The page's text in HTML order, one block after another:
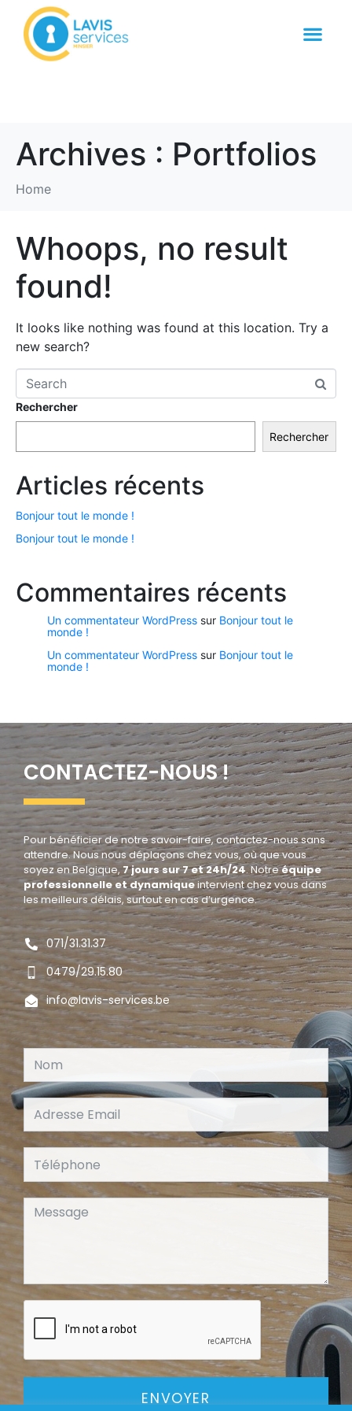
Archives : Portfolios
Home
Whoops, no result
found!
It looks like nothing was found at this location. Try a
new search?
Rechercher
Rechercher
Articles récents
Bonjour tout le monde !
Bonjour tout le monde !
Commentaires récents
Un commentateur WordPress sur Bonjour tout le
monde !
Un commentateur WordPress sur Bonjour tout le
monde !
ENVOYER
CONTACTEZ-NOUS !
Pour bénéficier de notre savoir-faire, contactez-nous sans
attendre. Nous nous déplaçons chez vous, où que vous
soyez en Belgique, 7 jours sur 7 et 24h/24. Notreéquipe
professionnelle et dynamiqueintervient chez vous dans
les meilleurs délais, surtout en cas d’urgence.
071/31.31.37
0479/29.15.80
info@lavis-services.be